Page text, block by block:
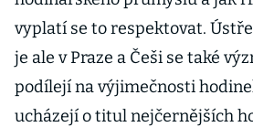
vyplatí se to respektovat.
je ale v Praze a Češi se také
podílejí na výjimečnosti
ucházejí o titul nejčernějších